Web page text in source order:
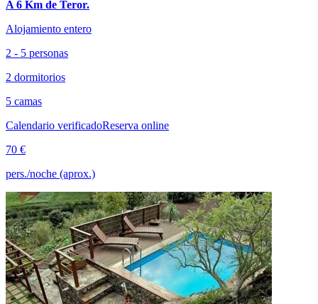
A 6 Km de Teror.
Alojamiento entero
2 - 5 personas
2 dormitorios
5 camas
Calendario verificadoReserva online
70 €
pers./noche (aprox.)